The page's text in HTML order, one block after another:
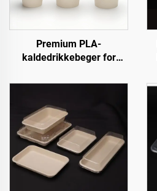
Premium PLA-
kaldedrikkebeger for